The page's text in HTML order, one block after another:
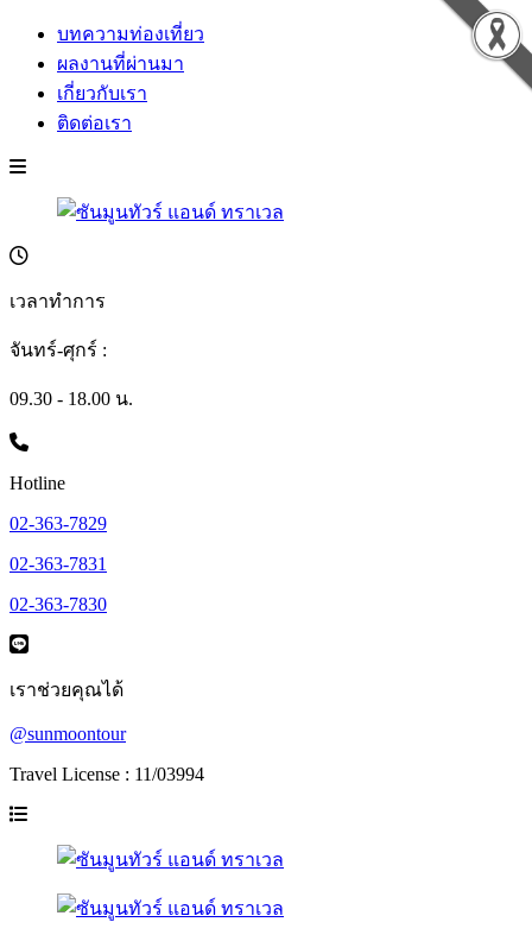
บทความท่องเที่ยว
ผลงานที่ผ่านมา
เกี่ยวกับเรา
ติดต่อเรา
เวลาทำการ
จันทร์-ศุกร์ :
09.30 - 18.00 น.
Hotline
02-363-7829
02-363-7831
02-363-7830
เราช่วยคุณได้
@sunmoontour
Travel License : 11/03994